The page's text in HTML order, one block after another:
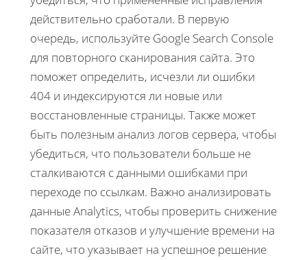
действительно сработали. В первую
очередь, используйте Google Search Console
для повторного сканирования сайта. Это
поможет определить, исчезли ли ошибки
404 и индексируются ли новые или
восстановленные страницы. Также может
быть полезным анализ логов сервера, чтобы
убедиться, что пользователи больше не
сталкиваются с данными ошибками при
переходе по ссылкам. Важно анализировать
данные Analytics, чтобы проверить снижение
показателя отказов и улучшение времени на
сайте, что указывает на успешное решение